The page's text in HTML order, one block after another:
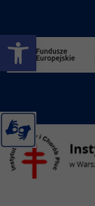
Otwórz pasek